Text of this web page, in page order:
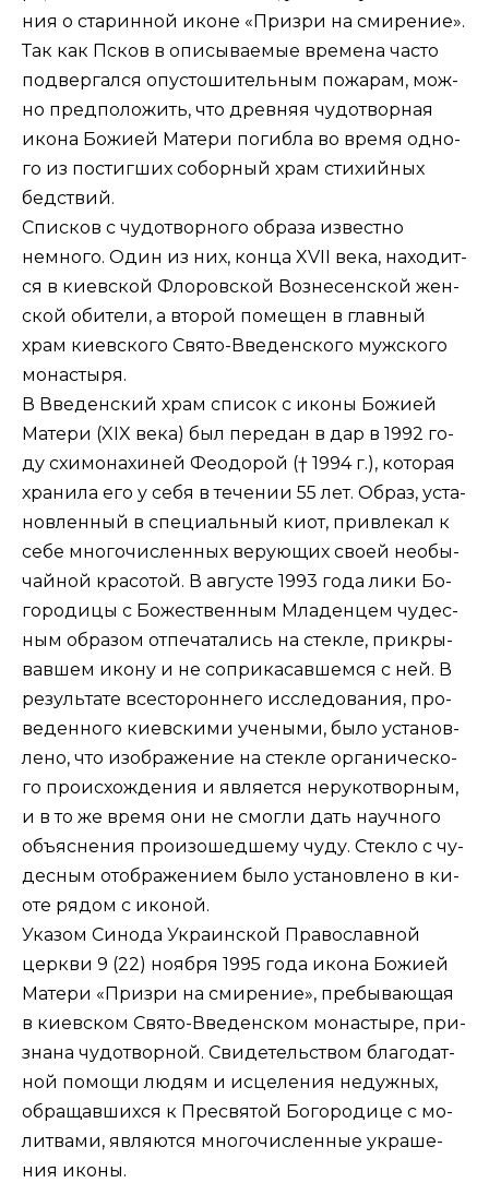
ния о ста­рин­ной иконе «При­з­ри на сми­ре­ние».
Так как Псков в опи­сы­ва­е­мые вре­ме­на ча­сто
под­вер­гал­ся опу­сто­ши­тель­ным по­жа­рам, мож­
но пред­по­ло­жить, что древ­няя чу­до­твор­ная
ико­на Бо­жи­ей Ма­те­ри по­гиб­ла во вре­мя од­но­
го из по­стиг­ших со­бор­ный храм сти­хий­ных
бед­ствий.
Спис­ков с чу­до­твор­но­го об­ра­за из­вест­но
немно­го. Один из них, кон­ца XVII ве­ка, на­хо­дит­
ся в ки­ев­ской Фло­ров­ской Воз­не­сен­ской жен­
ской оби­те­ли, а вто­рой по­ме­щен в глав­ный
храм ки­ев­ско­го Свя­то-Вве­ден­ско­го муж­ско­го
мо­на­сты­ря.
В Вве­ден­ский храм спи­сок с ико­ны Бо­жи­ей
Ма­те­ри (XIX ве­ка) был пе­ре­дан в дар в 1992 го­
ду схи­мо­на­хи­ней Фе­о­до­рой († 1994 г.), ко­то­рая
хра­ни­ла его у се­бя в те­че­нии 55 лет. Об­раз, уста­
нов­лен­ный в спе­ци­аль­ный ки­от, при­вле­кал к
се­бе мно­го­чис­лен­ных ве­ру­ю­щих сво­ей необы­
чай­ной кра­со­той. В ав­гу­сте 1993 го­да ли­ки Бо­
го­ро­ди­цы с Бо­же­ствен­ным Мла­ден­цем чу­дес­
ным об­ра­зом от­пе­ча­та­лись на стек­ле, при­кры­
вав­шем ико­ну и не со­при­ка­сав­шем­ся с ней. В
ре­зуль­та­те все­сто­рон­не­го ис­сле­до­ва­ния, про­
ве­ден­но­го ки­ев­ски­ми уче­ны­ми, бы­ло уста­нов­
ле­но, что изо­бра­же­ние на стек­ле ор­га­ни­че­ско­
го про­ис­хож­де­ния и яв­ля­ет­ся неру­ко­твор­ным,
и в то же вре­мя они не смог­ли дать на­уч­но­го
объ­яс­не­ния про­изо­шед­ше­му чу­ду. Стек­ло с чу­
дес­ным отоб­ра­же­ни­ем бы­ло уста­нов­ле­но в ки­
о­те ря­дом с ико­ной.
Ука­зом Си­но­да Укра­ин­ской Пра­во­слав­ной
церк­ви 9 (22) но­яб­ря 1995 го­да ико­на Бо­жи­ей
Ма­те­ри «При­з­ри на сми­ре­ние», пре­бы­ва­ю­щая
в ки­ев­ском Свя­то-Вве­ден­ском мо­на­сты­ре, при­
зна­на чу­до­твор­ной. Сви­де­тель­ством бла­го­дат­
ной по­мо­щи лю­дям и ис­це­ле­ния недуж­ных,
об­ра­щав­ших­ся к Пре­свя­той Бо­го­ро­ди­це с мо­
лит­ва­ми, яв­ля­ют­ся мно­го­чис­лен­ные укра­ше­
ния ико­ны.